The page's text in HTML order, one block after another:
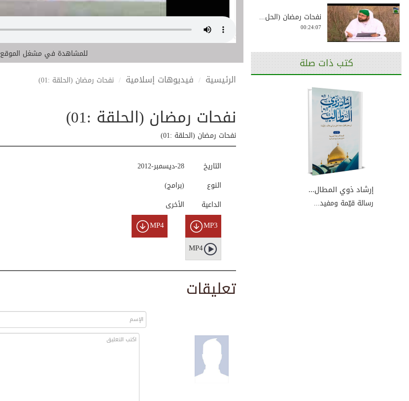
للمشاهدة في مشغل الموقع
الرئيسية فيديوهات إسلامية نفحات رمضان (الحلقة :01)
نفحات رمضان (الحلقة :01)
نفحات رمضان (الحلقة :01)
28-ديسمبر-2012
التاريخ
(برامج)
النوع
الأخرى
الداعية
MP3
MP4
MP4
تعليقات
نفحات رمضان (الحل...
00:24:07
سلسلة نجوم الهدى ...
ماذا يحدث للشياطي...
العبادات من أعظم ...
كتب ذات صلة
إرشاد ذوي المطال...
رسالة قيّمة ومفيد...